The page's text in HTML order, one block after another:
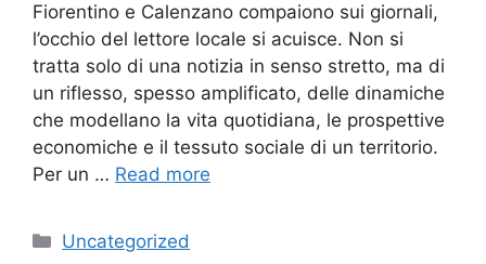
Fiorentino e Calenzano compaiono sui giornali,
l’occhio del lettore locale si acuisce. Non si
tratta solo di una notizia in senso stretto, ma di
un riflesso, spesso amplificato, delle dinamiche
che modellano la vita quotidiana, le prospettive
economiche e il tessuto sociale di un territorio.
Per un … Read more
Categories
Uncategorized